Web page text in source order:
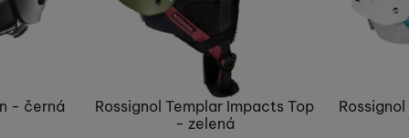
předchozí následující
Rossignol Templar Impacts Top
- zelená
- černá